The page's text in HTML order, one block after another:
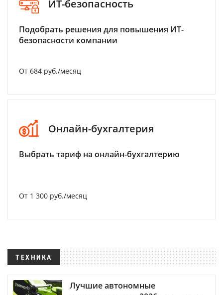
ИТ-безопасность
Подобрать решения для повышения ИТ-
безопасности компании
От 684 руб./месяц
Онлайн-бухгалтерия
Выбрать тариф на онлайн-бухгалтерию
От 1 300 руб./месяц
ТЕХНИКА
Лучшие автономные